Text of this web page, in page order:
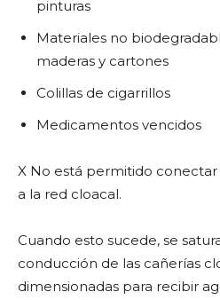
pinturas
Materiales no
maderas y cartones
Colillas de cigarrillos
Medicamentos vencidos
X No está permitido conectar
a la red cloacal.
Cuando esto sucede, se
conducción de las cañerías
dimensionadas para recibir